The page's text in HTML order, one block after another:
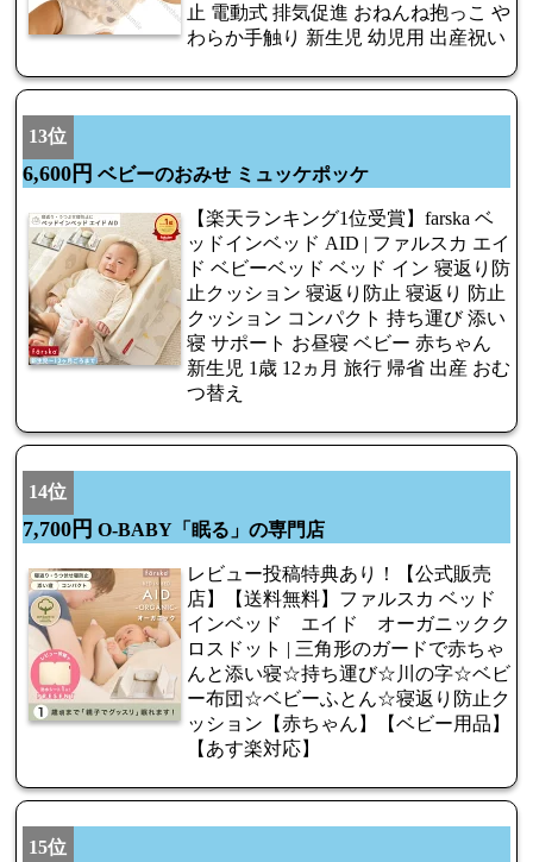
止 電動式 排気促進 おねんね抱っこ や
わらか手触り 新生児 幼児用 出産祝い
13位
6,600円 ベビーのおみせ ミュッケポッケ
【楽天ランキング1位受賞】farska ベ
ッドインベッド AID | ファルスカ エイ
ド ベビーベッド ベッド イン 寝返り防
止クッション 寝返り防止 寝返り 防止
クッション コンパクト 持ち運び 添い
寝 サポート お昼寝 ベビー 赤ちゃん
新生児 1歳 12ヵ月 旅行 帰省 出産 おむ
つ替え
14位
7,700円 O-BABY「眠る」の専門店
レビュー投稿特典あり！【公式販売
店】【送料無料】ファルスカ ベッド
インベッド エイド オーガニックク
ロスドット | 三角形のガードで赤ちゃ
んと添い寝☆持ち運び☆川の字☆ベビ
ー布団☆ベビーふとん☆寝返り防止ク
ッション【赤ちゃん】【ベビー用品】
【あす楽対応】
15位